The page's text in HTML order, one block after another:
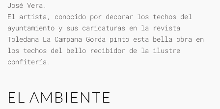
José Vera.
El artista, conocido por decorar los techos del
ayuntamiento y sus caricaturas en la revista
Toledana La Campana Gorda pinto esta bella obra en
los techos del bello recibidor de la ilustre
confitería.
EL AMBIENTE